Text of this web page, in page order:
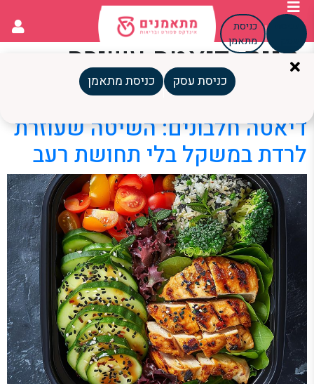
כניסת
מתאמן
כניסת עסק כניסת מתאמן
תגית:דיאטה עשירה
בחלבון
דיאטה חלבונים: השיטה שעוזרת
לרדת במשקל בלי תחושת רעב